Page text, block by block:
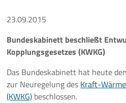
Veranstaltungen
Aktuelles
Meldungen
23.09.2015
Bundeskabinett beschließt
Kopplungsgesetzes (KWKG)
Das Bundeskabinett hat heute
zur Neuregelung des Kraft-
(KWKG) beschlossen.